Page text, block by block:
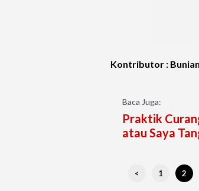
Kontributor :
Baca Juga:
Praktik
atau Saya
< 1 2